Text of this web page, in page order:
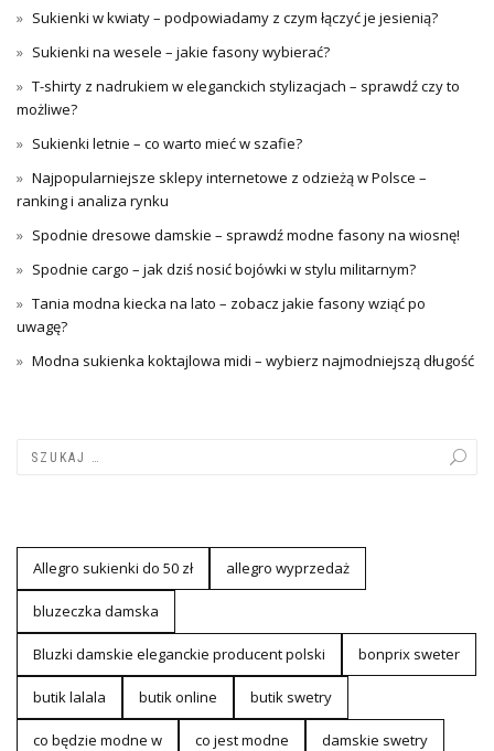
Sukienki w kwiaty – podpowiadamy z czym łączyć je jesienią?
Sukienki na wesele – jakie fasony wybierać?
T-shirty z nadrukiem w eleganckich stylizacjach – sprawdź czy to
możliwe?
Sukienki letnie – co warto mieć w szafie?
Najpopularniejsze sklepy internetowe z odzieżą w Polsce –
ranking i analiza rynku
Spodnie dresowe damskie – sprawdź modne fasony na wiosnę!
Spodnie cargo – jak dziś nosić bojówki w stylu militarnym?
Tania modna kiecka na lato – zobacz jakie fasony wziąć po
uwagę?
Modna sukienka koktajlowa midi – wybierz najmodniejszą długość
Allegro sukienki do 50 zł allegro wyprzedaż
bluzeczka damska
Bluzki damskie eleganckie producent polski bonprix sweter
butik lalala butik online butik swetry
co będzie modne w co jest modne damskie swetry